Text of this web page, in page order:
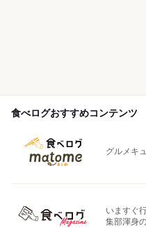
食べログおすすめコンテンツ
グルメキ
いますぐ
集部渾身